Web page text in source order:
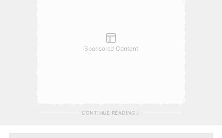
Sponsored Content
CONTINUE READING